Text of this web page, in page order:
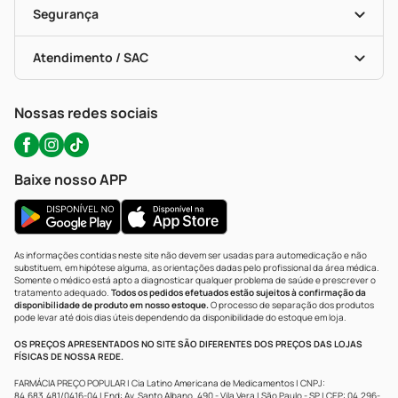
Formas De Pagamento
Troca E Devolução
Bulas De A A Z
Políticas De Marketplace
Serviços Farmacêuticos
Testes Rápidos
Autoteste Covid-19
Segurança
Certificado De Segurança
Portal Da Privacidade
Atendimento / SAC
WhatsApp (47) 9202-1687
Nossas redes sociais
Baixe nosso APP
As informações contidas neste site não devem ser usadas para automedicação e não
substituem, em hipótese alguma, as orientações dadas pelo profissional da área médica.
Somente o médico está apto a diagnosticar qualquer problema de saúde e prescrever o
tratamento adequado. Todos os pedidos efetuados estão sujeitos à confirmação da
disponibilidade de produto em nosso estoque.O processo de separação dos produtos
pode levar até dois dias úteis dependendo da disponibilidade do estoque em loja.
OS PREÇOS APRESENTADOS NO SITE SÃO DIFERENTES DOS PREÇOS DAS LOJAS
FÍSICAS DE NOSSA REDE.
FARMÁCIA PREÇO POPULAR | Cia Latino Americana de Medicamentos | CNPJ:
84.683.481/0416-04 | End: Av. Santo Albano, 490 - Vila Vera | São Paulo - SP | CEP: 04.296-